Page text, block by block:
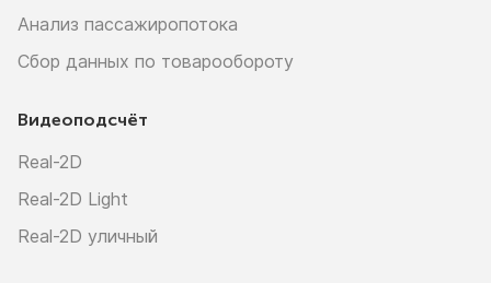
Анализ пассажиропотока
Сбор данных по товарообороту
Видеоподсчёт
Real-2D
Real-2D Light
Real-2D уличный